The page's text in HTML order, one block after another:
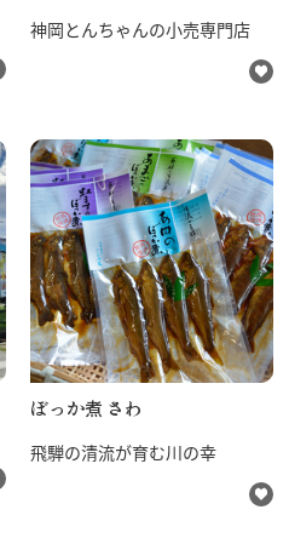
神岡とんちゃんの小売専門店
ぼっか煮 さわ
飛騨の清流が育む川の幸